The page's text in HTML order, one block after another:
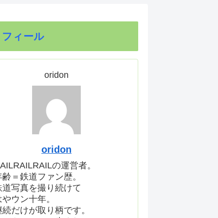
ィール
oridon
oridon
の運営者。
齢＝鉄道ファン歴。
道写真を撮り続けて
やウン十年。
続だけが取り柄です。